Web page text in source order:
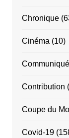
Chronique
Cinéma (10)
Contribution
Coupe du
Covid-19